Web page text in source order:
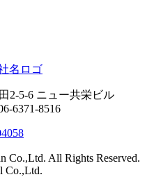
2-5-6 ニュー共栄ビル
6371-8516
Co.,Ltd. All Rights Reserved.
Co.,Ltd.